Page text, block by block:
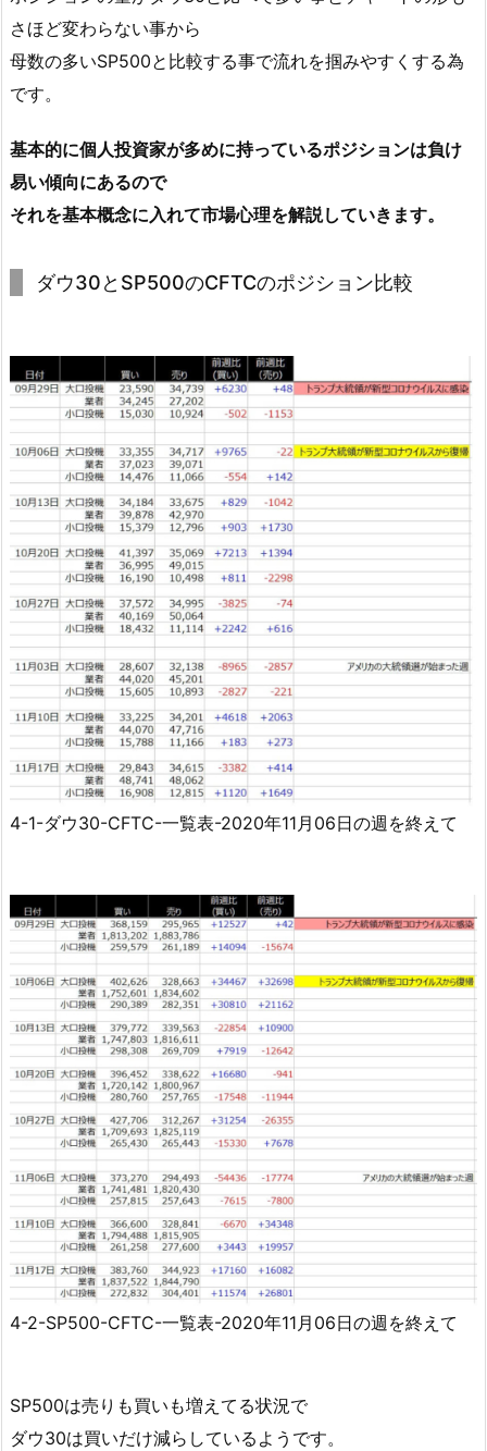
さほど変わらない事から
母数の多いSP500と比較する事で流れを掴みやすくする為
です。
基本的に個人投資家が多めに持っているポジションは負け
易い傾向にあるので
それを基本概念に入れて市場心理を解説していきます。
ダウ30とSP500のCFTCのポジション比較
4-1-ダウ30-CFTC-一覧表-2020年11月06日の週を終えて
4-2-SP500-CFTC-一覧表-2020年11月06日の週を終えて
SP500は売りも買いも増えてる状況で
ダウ30は買いだけ減らしているようです。